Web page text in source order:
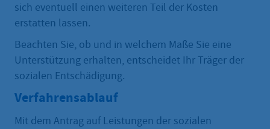
sich eventuell einen weiteren Teil der Kosten
erstatten lassen.
Beachten Sie, ob und in welchem Maße Sie eine
Unterstützung erhalten, entscheidet Ihr Träger der
sozialen Entschädigung.
Verfahrensablauf
Mit dem Antrag auf Leistungen der sozialen